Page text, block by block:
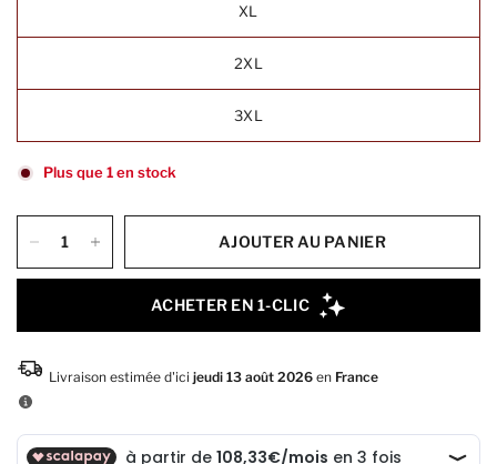
XL
2XL
3XL
Plus que 1 en stock
AJOUTER AU PANIER